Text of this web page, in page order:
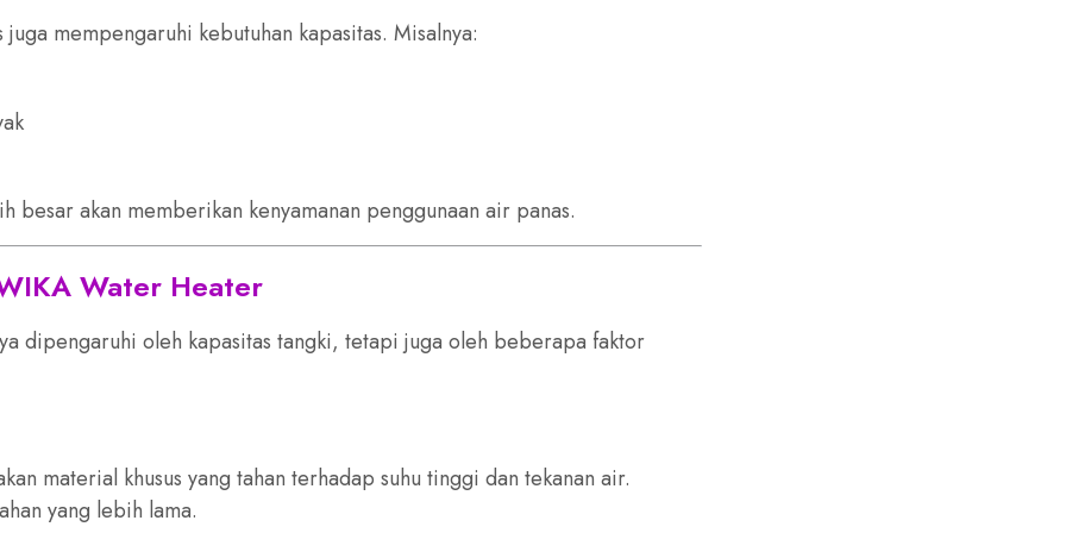
mempengaruhi kebutuhan kapasitas. Misalnya:
akan memberikan kenyamanan penggunaan air panas.
Water Heater
dipengaruhi oleh kapasitas tangki, tetapi juga oleh beberapa faktor
material khusus yang tahan terhadap suhu tinggi dan tekanan air.
yang lebih lama.